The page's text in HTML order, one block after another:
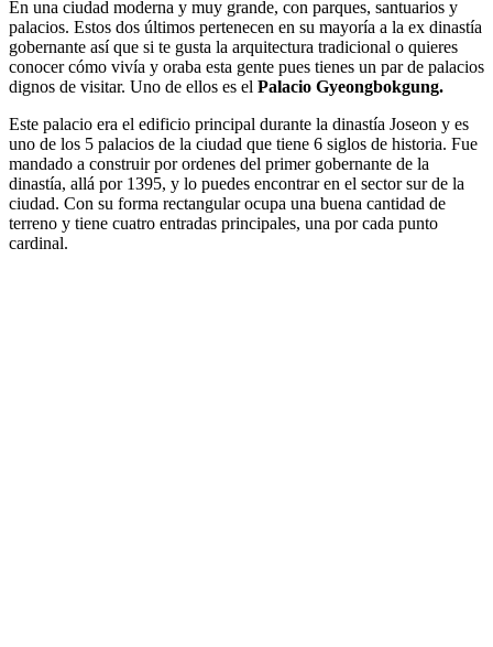
En una ciudad moderna y muy grande, con parques, santuarios y
palacios. Estos dos últimos pertenecen en su mayoría a la ex dinastía
gobernante así que si te gusta la arquitectura tradicional o quieres
conocer cómo vivía y oraba esta gente pues tienes un par de palacios
dignos de visitar. Uno de ellos es el Palacio Gyeongbokgung.
Este palacio era el edificio principal durante la dinastía Joseon y es
uno de los 5 palacios de la ciudad que tiene 6 siglos de historia. Fue
mandado a construir por ordenes del primer gobernante de la
dinastía, allá por 1395, y lo puedes encontrar en el sector sur de la
ciudad. Con su forma rectangular ocupa una buena cantidad de
terreno y tiene cuatro entradas principales, una por cada punto
cardinal.